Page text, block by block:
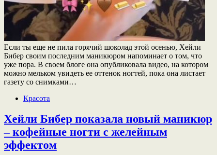
Если ты еще не пила горячий шоколад этой осенью, Хейли
Бибер своим последним маникюром напоминает о том, что
уже пора. В своем блоге она опубликовала видео, на котором
можно мельком увидеть ее оттенок ногтей, пока она листает
газету со снимками…
Красота
Хейли Бибер показала новый маникюр
– кофейные ногти с желейным
эффектом